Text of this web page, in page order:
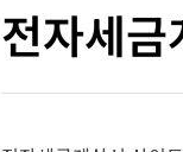
전자세